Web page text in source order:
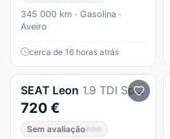
345 000 km · Gasolina ·
Aveiro
cerca de 16 horas atrás
SEAT Leon 1.9 TDI Sport
720 €
Sem avaliação